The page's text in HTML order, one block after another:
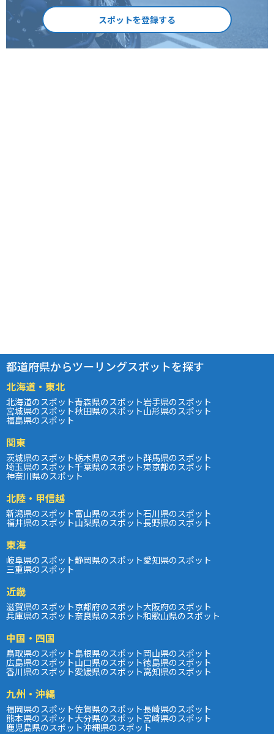
スポットを登録する
都道府県からツーリングスポットを探す
北海道・東北
北海道のスポット青森県のスポット岩手県のスポット
宮城県のスポット秋田県のスポット山形県のスポット
福島県のスポット
関東
茨城県のスポット栃木県のスポット群馬県のスポット
埼玉県のスポット千葉県のスポット東京都のスポット
神奈川県のスポット
北陸・甲信越
新潟県のスポット富山県のスポット石川県のスポット
福井県のスポット山梨県のスポット長野県のスポット
東海
岐阜県のスポット静岡県のスポット愛知県のスポット
三重県のスポット
近畿
滋賀県のスポット京都府のスポット大阪府のスポット
兵庫県のスポット奈良県のスポット和歌山県のスポット
中国・四国
鳥取県のスポット島根県のスポット岡山県のスポット
広島県のスポット山口県のスポット徳島県のスポット
香川県のスポット愛媛県のスポット高知県のスポット
九州・沖縄
福岡県のスポット佐賀県のスポット長崎県のスポット
熊本県のスポット大分県のスポット宮崎県のスポット
鹿児島県のスポット沖縄県のスポット